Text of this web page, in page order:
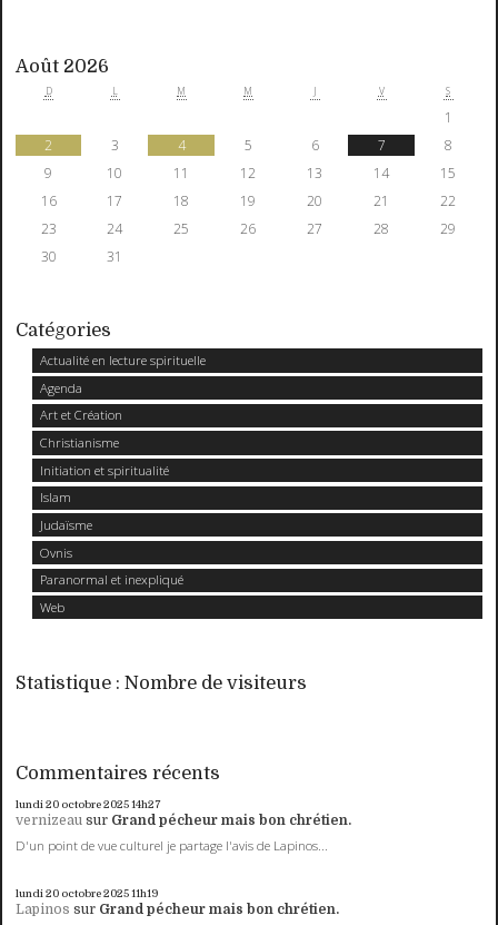
Août 2026
D L M M J V S
1
2
3 4 5 6 7
8
9
10 11 12 13 14
15
16
17 18 19 20 21
22
23
24 25 26 27 28
29
30
31
Catégories
Actualité en lecture spirituelle
Agenda
Art et Création
Christianisme
Initiation et spiritualité
Islam
Judaïsme
Ovnis
Paranormal et inexpliqué
Web
Statistique : Nombre de visiteurs
Commentaires récents
lundi 20 octobre 202514h27
vernizeau sur Grand pécheur mais bon chrétien.
D'un point de vue culturel je partage l'avis de Lapinos...
lundi 20 octobre 202511h19
Lapinos sur Grand pécheur mais bon chrétien.